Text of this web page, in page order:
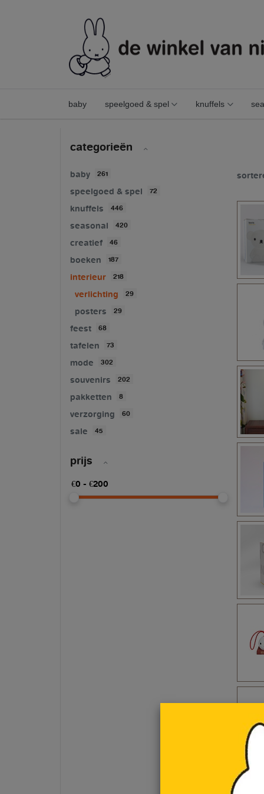
baby speelgoed & spel knuffels
interieur verlichting
categorieën
baby 261
speelgoed & spel 72
knuffels 446
seasonal 420
creatief 46
boeken 187
interieur 218
verlichting 29
posters 29
feest 68
tafelen 73
mode 302
souvenirs 202
pakketten 8
verzorging 60
sale 45
prijs